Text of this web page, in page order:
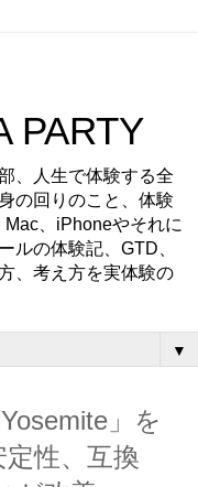
PARTY
、人生で体験する全
の回りのこと、体験
、iPhoneやそれに
ルの体験記、GTD、
、考え方を実体験の
▼
」を
性、互換